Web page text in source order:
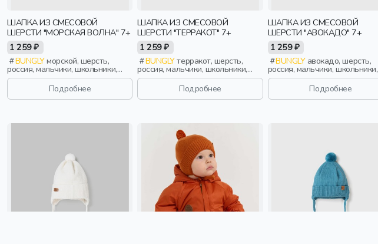
ШАПКА ИЗ СМЕСОВОЙ
ШЕРСТИ "МОРСКАЯ ВОЛНА" 7+
1 259 ₽
BUNGLYморской, шерсть,
россия, мальчики, школьники,
подростки, дети
Подробнее
ШАПКА ИЗ СМЕСОВОЙ
ШЕРСТИ "ТЕРРАКОТ" 7+
1 259 ₽
BUNGLYтерракот, шерсть,
россия, мальчики, школьники,
подростки, дети
Подробнее
ШАПКА ИЗ СМЕСОВОЙ
ШЕРСТИ "АВОКАДО" 7+
1 259 ₽
BUNGLYавокадо, шерсть,
россия, мальчики, школьники,
подростки, дети
Подробнее